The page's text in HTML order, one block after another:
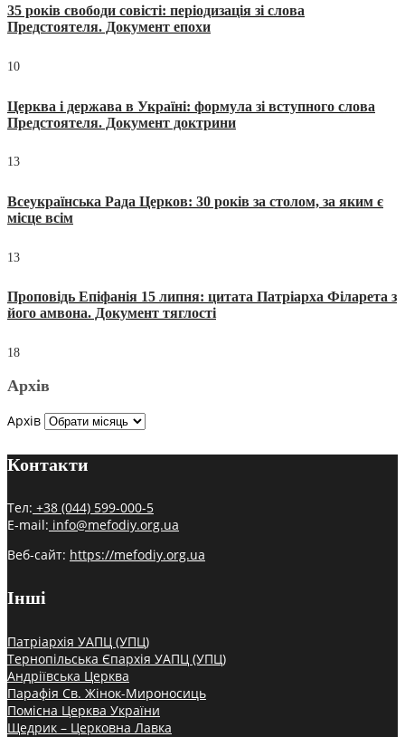
35 років свободи совісті: періодизація зі слова
Предстоятеля. Документ епохи
10
Церква і держава в Україні: формула зі вступного слова
Предстоятеля. Документ доктрини
13
Всеукраїнська Рада Церков: 30 років за столом, за яким є
місце всім
13
Проповідь Епіфанія 15 липня: цитата Патріарха Філарета з
його амвона. Документ тяглості
18
Архів
Архів
Контакти
Тел: +38 (044) 599-000-5
E-mail: info@mefodiy.org.ua
Веб-сайт: https://mefodiy.org.ua
Інші
Патріархія УАПЦ (УПЦ)
Тернопільська Єпархія УАПЦ (УПЦ)
Андріївська Церква
Парафія Св. Жінок-Мироносиць
Помісна Церква України
Щедрик – Церковна Лавка